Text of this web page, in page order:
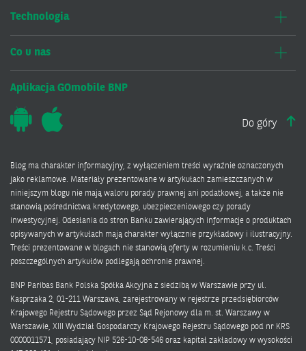
Technologia
Co u nas
Aplikacja GOmobile BNP
Do góry
Blog ma charakter informacyjny, z wyłączeniem treści wyraźnie oznaczonych
jako reklamowe. Materiały prezentowane w artykułach zamieszczanych w
niniejszym blogu nie mają waloru porady prawnej ani podatkowej, a także nie
stanowią pośrednictwa kredytowego, ubezpieczeniowego czy porady
inwestycyjnej. Odesłania do stron Banku zawierających informacje o produktach
opisywanych w artykułach mają charakter wyłącznie przykładowy i ilustracyjny.
Treści prezentowane w blogach nie stanowią oferty w rozumieniu k.c. Treści
poszczególnych artykułów podlegają ochronie prawnej.
BNP Paribas Bank Polska Spółka Akcyjna z siedzibą w Warszawie przy ul.
Kasprzaka 2, 01-211 Warszawa, zarejestrowany w rejestrze przedsiębiorców
Krajowego Rejestru Sądowego przez Sąd Rejonowy dla m. st. Warszawy w
Warszawie, XIII Wydział Gospodarczy Krajowego Rejestru Sądowego pod nr KRS
0000011571, posiadający NIP 526-10-08-546 oraz kapitał zakładowy w wysokości